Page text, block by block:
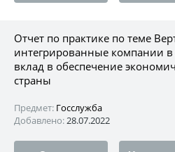
Отчет по практике по теме
интегрированные компании в
вклад в обеспечение
страны
Предмет: Госслужба
Добавлено:28.07.2022